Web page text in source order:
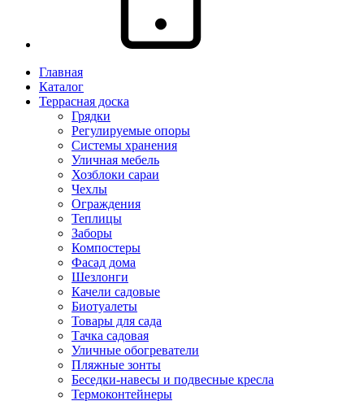
Главная
Каталог
Террасная доска
Грядки
Регулируемые опоры
Системы хранения
Уличная мебель
Хозблоки сараи
Чехлы
Ограждения
Теплицы
Заборы
Компостеры
Фасад дома
Шезлонги
Качели садовые
Биотуалеты
Товары для сада
Тачка садовая
Уличные обогреватели
Пляжные зонты
Беседки-навесы и подвесные кресла
Термоконтейнеры